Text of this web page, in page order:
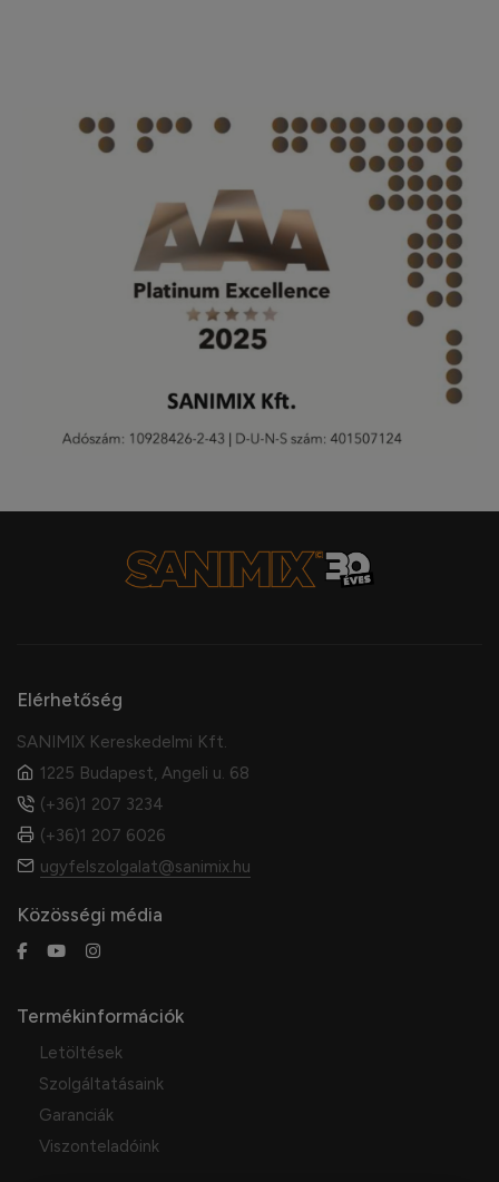
Elérhetőség
SANIMIX Kereskedelmi Kft.
1225 Budapest, Angeli u. 68
(+36)1 207 3234
(+36)1 207 6026
ugyfelszolgalat@sanimix.hu
Közösségi média
Termékinformációk
Letöltések
Szolgáltatásaink
Garanciák
Viszonteladóink